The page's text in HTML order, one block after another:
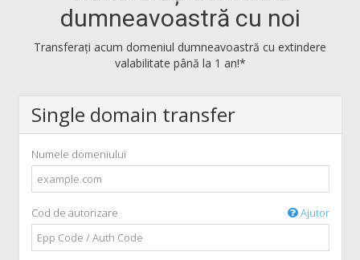
dumneavoastră cu noi
Transferați acum domeniul dumneavoastră cu extindere
valabilitate până la 1 an!*
Single domain transfer
Numele domeniului
Cod de autorizare Ajutor